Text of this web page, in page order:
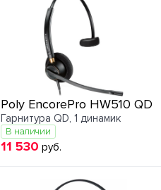
Poly EncorePro HW510 QD
Гарнитура QD, 1 динамик
В наличии
11 530 руб.